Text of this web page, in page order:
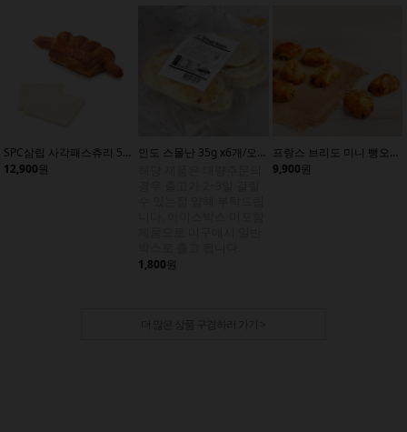
SPC삼립 사각패스츄리 55gx20개/냉동생지/파이지/패스트리
12,900원
인도 스몰난 35g x6개/오리지널/냉동생지/인도빵
1,800원
프랑스 브리도 미니 뺑오쇼콜라 28gx10개/냉동생지/빵
9,900원